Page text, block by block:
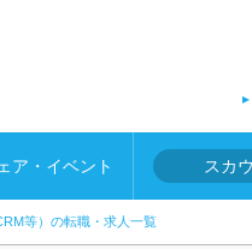
ア・イベント スカ
等）の転職・求人一覧